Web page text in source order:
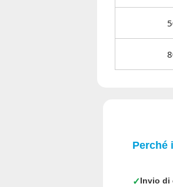
Perché
✓Invio di